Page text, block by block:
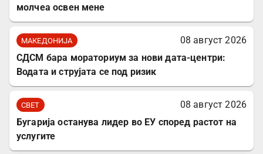
молчеа освен мене
МАКЕДОНИЈА
08 август 2026
СДСМ бара мораториум за нови дата-центри:
Водата и струјата се под ризик
СВЕТ
08 август 2026
Бугарија останува лидер во ЕУ според растот на
услугите